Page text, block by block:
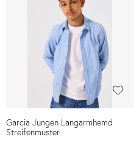
Garcia Jungen Langarmhemd
Streifenmuster